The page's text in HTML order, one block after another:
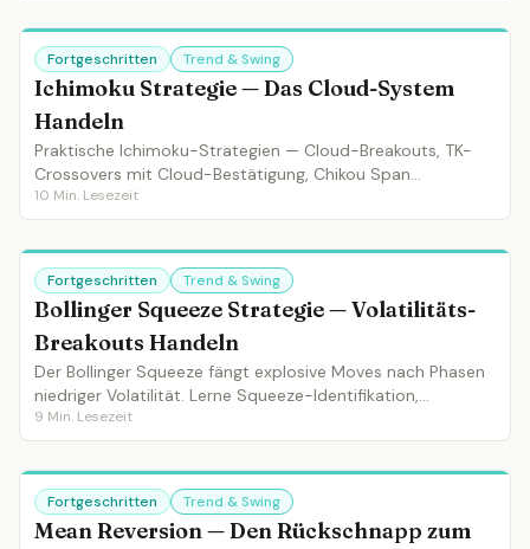
Fortgeschritten Trend & Swing
Ichimoku Strategie — Das Cloud-System
Handeln
Praktische Ichimoku-Strategien — Cloud-Breakouts, TK-
Crossovers mit Cloud-Bestätigung, Chikou Span
Validierung und komplette 5-Signal-Einstiege.
10 Min. Lesezeit
Fortgeschritten Trend & Swing
Bollinger Squeeze Strategie — Volatilitäts-
Breakouts Handeln
Der Bollinger Squeeze fängt explosive Moves nach Phasen
niedriger Volatilität. Lerne Squeeze-Identifikation,
Richtungsbestätigung und die Squeeze-Momentum-
Kombination.
9 Min. Lesezeit
Fortgeschritten Trend & Swing
Mean Reversion — Den Rückschnapp zum